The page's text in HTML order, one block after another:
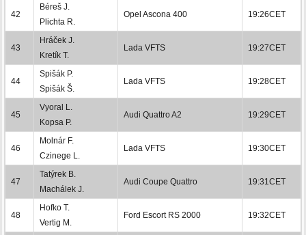
42
Béreš J.
Plichta R.
Opel Ascona 400 19:26CET
43
Hráček J.
Kretík T.
Lada VFTS 19:27CET
44
Spišák P.
Spišák Š.
Lada VFTS 19:28CET
45
Vyoral L.
Kopsa P.
Audi Quattro A2 19:29CET
46
Molnár F.
Czinege L.
Lada VFTS 19:30CET
47
Tatýrek B.
Machálek J.
Audi Coupe Quattro 19:31CET
48
Hofko T.
Vertig M.
Ford Escort RS 2000 19:32CET